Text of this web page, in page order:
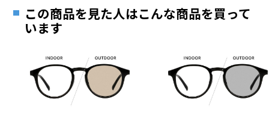
お気に入りに追加済です。
【スタイリングポイント】
滑らかに仕上げた目元のパーツと存在感のあるウェリントン型がエレ
ガントな雰囲気に。
【UNITED ARROWS】
「豊かさ・上質感」をキーワードに、ハイグレードなライフスタイル
を追求する"UNITED ARROWS"。
ドレステイストを軸に、スーツなどのビジネスウェアから、デザイナ
安心1 フレーム１年間品質保証
日または発送日より１年間修理又は交換させて頂
きます。
※保証期間内に交換が行われた場合、保証期間は初期の期間から
延長されません。
ご希望のお客さまは、「レンズ交換券」をお選びのうえ、
最寄りのZoff実店舗にてレンズをお買い求めください。
※サングラスやパッケージ品では「レンズ交換券」はお選び
談ください。
この商品を見た人はこんな商品を買って
います